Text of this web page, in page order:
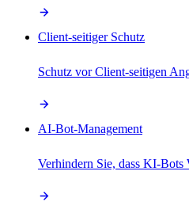
Client-seitiger Schutz
Schutz vor Client-seitigen
AI-Bot-Management
Verhindern Sie, dass KI-Bots